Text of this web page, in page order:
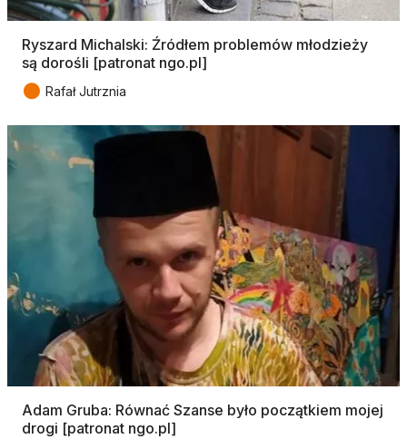
Ryszard Michalski: Źródłem problemów młodzieży
są dorośli [patronat ngo.pl]
● Rafał Jutrznia
Adam Gruba: Równać Szanse było początkiem mojej
drogi [patronat ngo.pl]